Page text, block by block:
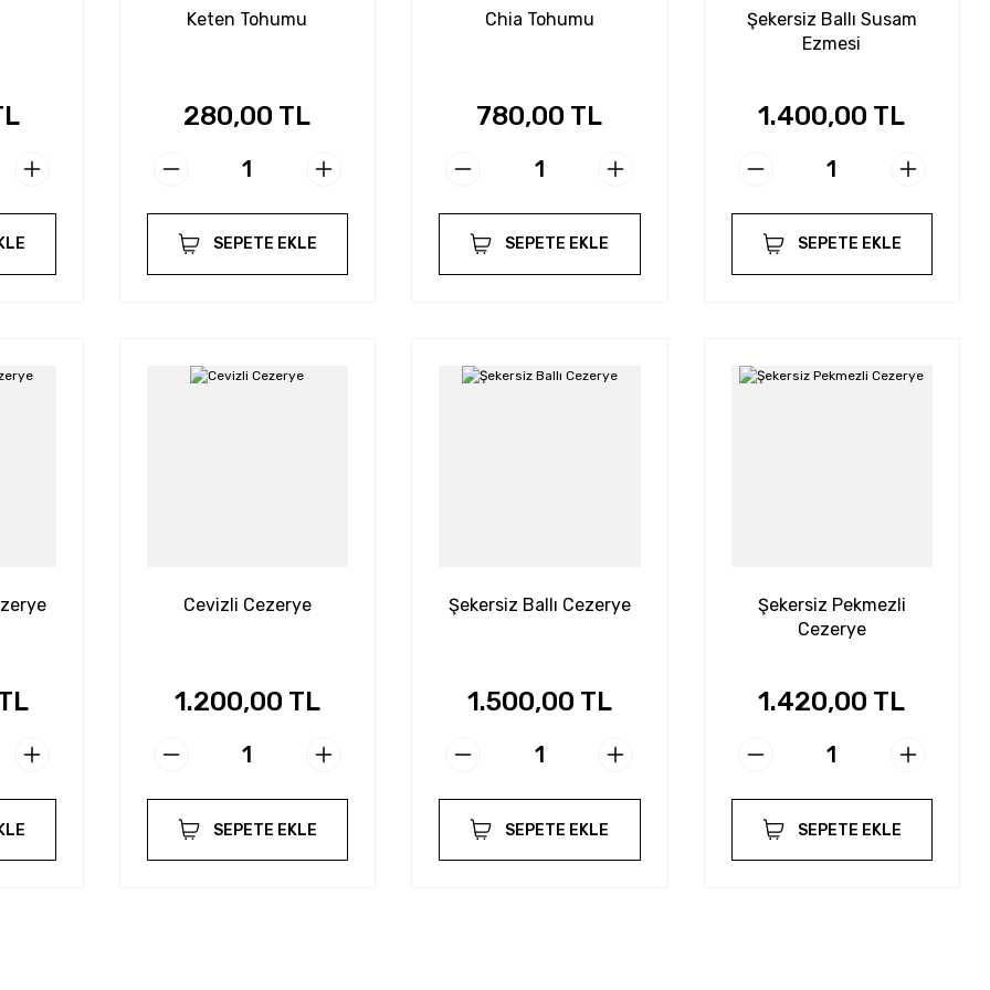
Keten Tohumu
280,00 TL
SEPETE EKLE
Chia Tohumu
780,00 TL
SEPETE EKLE
Şekersiz Ballı Susam
Ezmesi
1.400,00 TL
SEPETE EKLE
Cevizli Cezerye
1.200,00 TL
SEPETE EKLE
Şekersiz Ballı Cezerye
1.500,00 TL
SEPETE EKLE
Şekersiz Pekmezli
Cezerye
1.420,00 TL
SEPETE EKLE